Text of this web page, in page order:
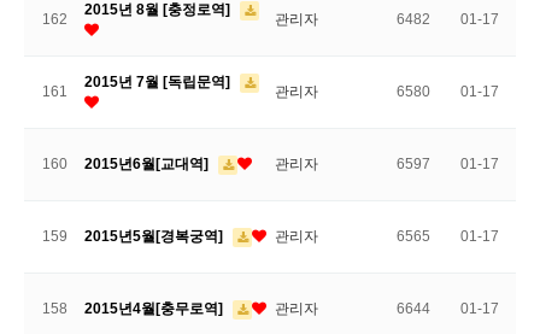
162
2015년 8월 [충정로역]
관리자 6482 01-17
161
2015년 7월 [독립문역]
관리자 6580 01-17
160 2015년6월[교대역] 관리자 6597 01-17
159 2015년5월[경복궁역] 관리자 6565 01-17
158 2015년4월[충무로역] 관리자 6644 01-17